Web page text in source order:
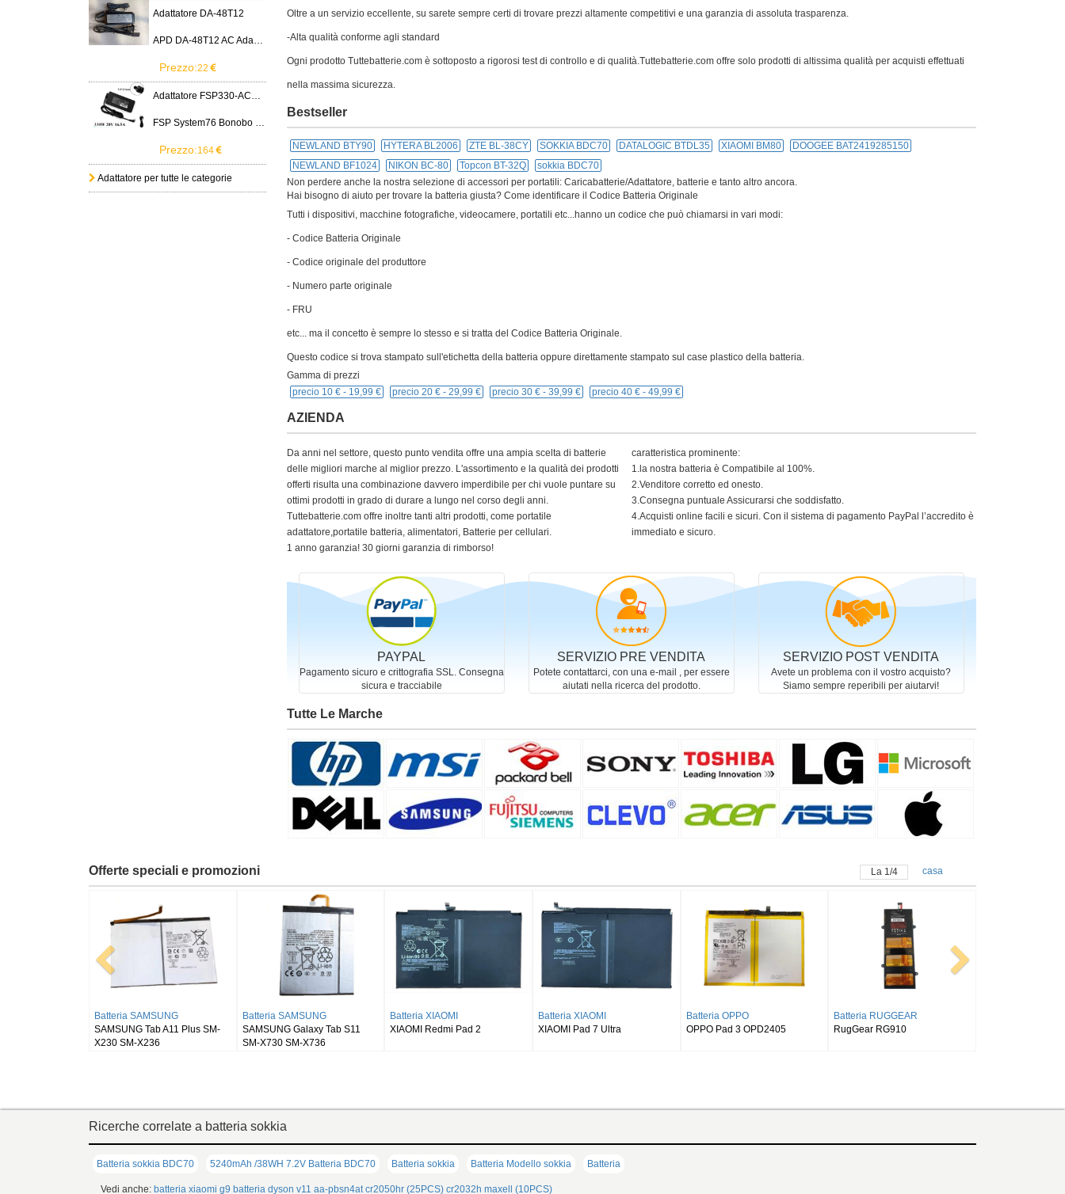
Oltre a un servizio eccellente, su sarete sempre certi di trovare prezzi altamente competitivi e una garanzia di assoluta trasparenza.
-Alta qualità conforme agli standard
Ogni prodotto Tuttebatterie.com è sottoposto a rigorosi test di controllo e di qualità.Tuttebatterie.com offre solo prodotti di altissima qualità per acquisti effettuati
nella massima sicurezza.
Bestseller
NEWLAND BTY90 HYTERA BL2006 ZTE BL-38CY SOKKIA BDC70 DATALOGIC BTDL35 XIAOMI BM80
DOOGEE BAT2419285150
NEWLAND BF1024
NIKON BC-80 Topcon BT-32Q
sokkia BDC70
Non perdere anche la nostra selezione di accessori per portatili: Caricabatterie/Adattatore, batterie e tanto altro ancora.
Hai bisogno di aiuto per trovare la batteria giusta? Come identificare il Codice Batteria Originale
Tutti i dispositivi, macchine fotografiche, videocamere, portatili etc...hanno un codice che può chiamarsi in vari modi:
- Codice Batteria Originale
- Codice originale del produttore
- Numero parte originale
- FRU
etc... ma il concetto è sempre lo stesso e si tratta del Codice Batteria Originale.
Questo codice si trova stampato sull'etichetta della batteria oppure direttamente stampato sul case plastico della batteria.
Gamma di prezzi
precio 10 € - 19,99 € precio 20 € - 29,99 € precio 30 € - 39,99 € precio 40 € - 49,99 €
AZIENDA
Da anni nel settore, questo punto vendita offre una ampia scelta di batterie
delle migliori marche al miglior prezzo. L'assortimento e la qualità dei prodotti
offerti risulta una combinazione davvero imperdibile per chi vuole puntare su
ottimi prodotti in grado di durare a lungo nel corso degli anni.
Tuttebatterie.com offre inoltre tanti altri prodotti, come portatile
adattatore,portatile batteria, alimentatori, Batterie per cellulari.
1 anno garanzia! 30 giorni garanzia di rimborso!
caratteristica prominente:
1.la nostra batteria è Compatibile al 100%.
2.Venditore corretto ed onesto.
3.Consegna puntuale Assicurarsi che soddisfatto.
4.Acquisti online facili e sicuri. Con il sistema di pagamento PayPal l’accredito è
immediato e sicuro.
PAYPAL
Pagamento sicuro e crittografia SSL. Consegna
sicura e tracciabile
SERVIZIO PRE VENDITA
Potete contattarci, con una e-mail , per essere
aiutati nella ricerca del prodotto.
SERVIZIO POST VENDITA
Avete un problema con il vostro acquisto?
Siamo sempre reperibili per aiutarvi!
Tutte Le Marche
Adattatore DA-48T12
APD DA-48T12 AC Adapter 12V 4A Power Supply Cord
Prezzo:22
Adattatore FSP330-ACAU3
FSP System76 Bonobo WS (bonw16)/Ultra 9/RTX5090
Prezzo:164
Adattatore per tutte le categorie
Offerte speciali e promozioni La 1/4 casa
Batteria RUGGEAR
RugGear RG910
Batteria BLACKVIEW
Blackview DK111
Batteria SAMSUNG
SAMSUNG Galaxy Tab S8 Ultra
Batteria SAMSUNG
SAMSUNG Galaxy Tab S9 Plus
Batteria SAMSUNG
SAMSUNG Galaxy Tab S9FE
Batteria SAMSUNG
SAMSUNG Tab Active Pro SM-
Ricerche correlate a batteria sokkia
Batteria sokkia BDC70 5240mAh /38WH 7.2V Batteria BDC70 Batteria sokkia Batteria Modello sokkia Batteria
Vedi anche: batteria xiaomi g9 batteria dyson v11 aa-pbsn4at cr2050hr (25PCS) cr2032h maxell (10PCS)